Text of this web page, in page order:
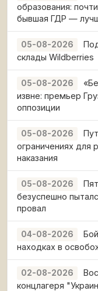
образования:
бывшая ГДР —
05-08-2026
склады Wildberries
05-08-2026
извне: премьер
оппозиции
05-08-2026
ограничениях для
наказания
05-08-2026
безуспешно
провал
04-08-2026
находках в
02-08-2026
концлагеря